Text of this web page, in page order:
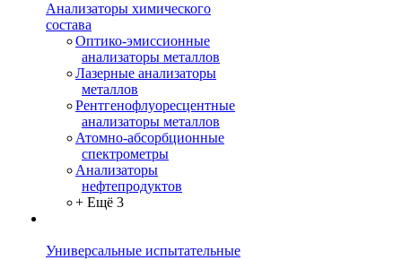
Анализаторы химического
состава
Оптико-эмиссионные
анализаторы металлов
Лазерные анализаторы
металлов
Рентгенофлуоресцентные
анализаторы металлов
Атомно-абсорбционные
спектрометры
Анализаторы
нефтепродуктов
+ Ещё 3
Универсальные испытательные